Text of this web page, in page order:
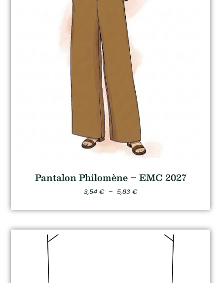
Pantalon Philomène – EMC 2027
3,54 € – 5,83 €